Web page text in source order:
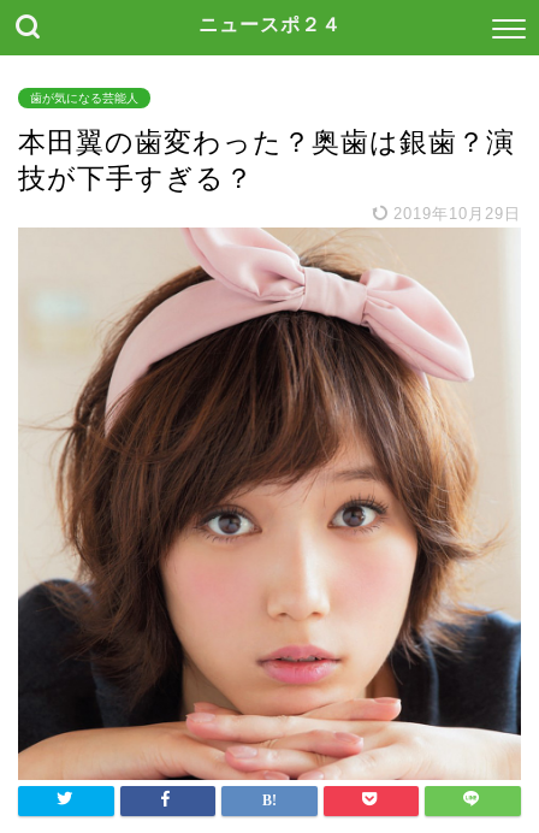
ニュースポ２４
歯が気になる芸能人
本田翼の歯変わった？奥歯は銀歯？演
技が下手すぎる？
2019年10月29日